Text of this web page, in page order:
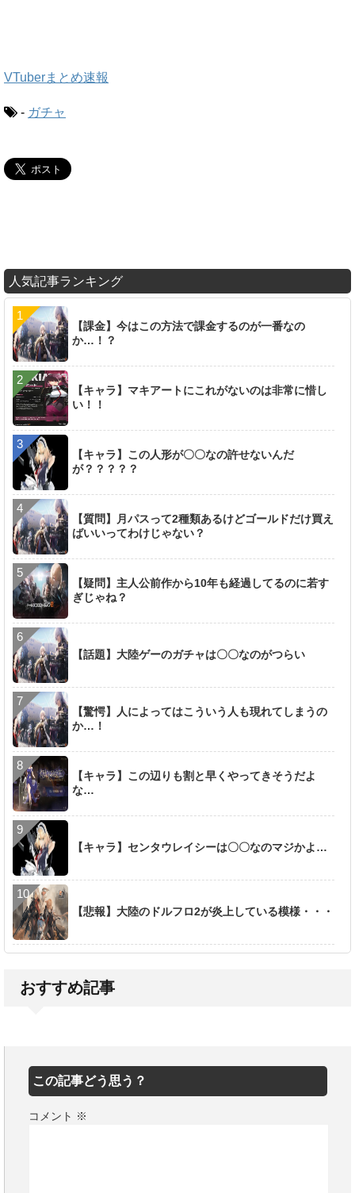
VTuberまとめ速報
- ガチャ
人気記事ランキング
【課金】今はこの方法で課金するのが一番なの
か…！？
【キャラ】マキアートにこれがないのは非常に惜し
い！！
【キャラ】この人形が〇〇なの許せないんだ
が？？？？？
【質問】月パスって2種類あるけどゴールドだけ買え
ばいいってわけじゃない？
【疑問】主人公前作から10年も経過してるのに若す
ぎじゃね？
【話題】大陸ゲーのガチャは〇〇なのがつらい
【驚愕】人によってはこういう人も現れてしまうの
か…！
【キャラ】この辺りも割と早くやってきそうだよ
な…
【キャラ】センタウレイシーは〇〇なのマジかよ…
【悲報】大陸のドルフロ2が炎上している模様・・・
おすすめ記事
この記事どう思う？
コメント ※